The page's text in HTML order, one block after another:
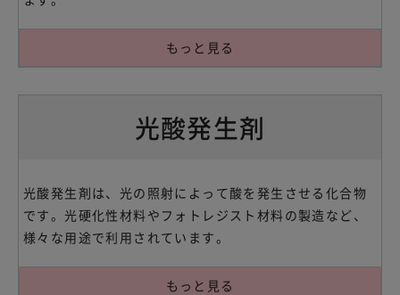
もっと見る
光酸発生剤
光酸発生剤は、光の照射によって酸を発生させる化合物
です。光硬化性材料やフォトレジスト材料の製造など、
様々な用途で利用されています。
もっと見る